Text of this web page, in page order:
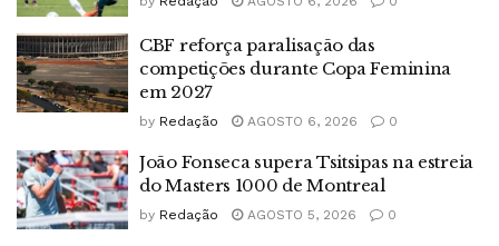
CBF reforça paralisação das
competições durante Copa Feminina
em 2027
by Redação AGOSTO 6, 2026 0
João Fonseca supera Tsitsipas na estreia
do Masters 1000 de Montreal
by Redação AGOSTO 5, 2026 0